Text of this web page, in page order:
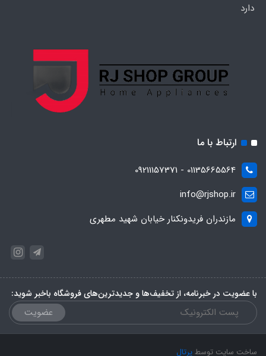
دارد
ارتباط با ما
01135665564 - 09211157371
info@rjshop.ir
مازندران فریدونکنار خیابان شهید مطهری
با عضویت در خبرنامه، از تخفیف‌ها و جدیدترین‌های فروشگاه باخبر شوید:
عضویت
ساخت سایت توسطپرتال